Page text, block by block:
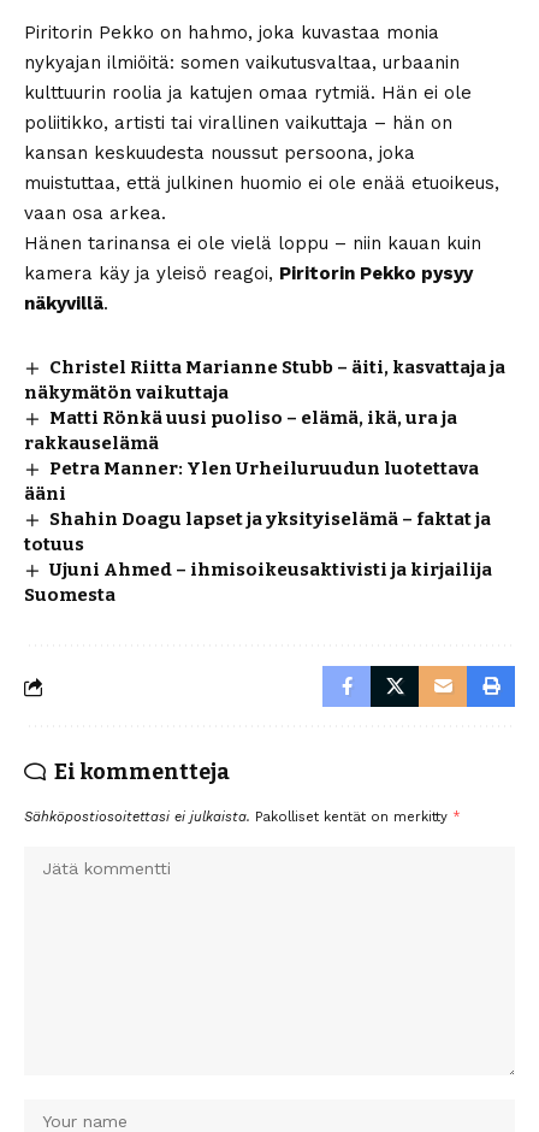
Piritorin Pekko on hahmo, joka kuvastaa monia
nykyajan ilmiöitä: somen vaikutusvaltaa, urbaanin
kulttuurin roolia ja katujen omaa rytmiä. Hän ei ole
poliitikko, artisti tai virallinen vaikuttaja – hän on
kansan keskuudesta noussut persoona, joka
muistuttaa, että julkinen huomio ei ole enää etuoikeus,
vaan osa arkea.
Hänen tarinansa ei ole vielä loppu – niin kauan kuin
kamera käy ja yleisö reagoi, Piritorin Pekko pysyy
näkyvillä.
Christel Riitta Marianne Stubb – äiti, kasvattaja ja
näkymätön vaikuttaja
Matti Rönkä uusi puoliso – elämä, ikä, ura ja
rakkauselämä
Petra Manner: Ylen Urheiluruudun luotettava
ääni
Shahin Doagu lapset ja yksityiselämä – faktat ja
totuus
Ujuni Ahmed – ihmisoikeusaktivisti ja kirjailija
Suomesta
Ei kommentteja
Sähköpostiosoitettasi ei julkaista. Pakolliset kentät on merkitty *